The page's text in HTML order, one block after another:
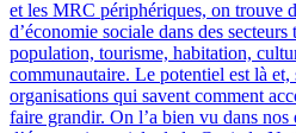
et les MRC périphériques, on trouve
d’économie sociale dans des
population, tourisme, habitation,
communautaire. Le potentiel est là
organisations qui savent comment
faire grandir. On l’a bien vu dans nos